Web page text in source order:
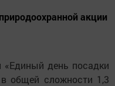
акции
«Единый день посадки
общей сложности 1,3